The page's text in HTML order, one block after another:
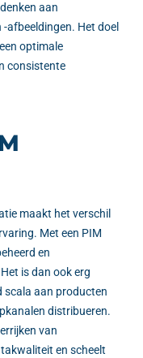
aan
afbeeldingen. Het doel
optimale
consistente
maakt het verschil
Met een PIM
en
is dan ook erg
scala aan producten
distribueren.
van
en scheelt